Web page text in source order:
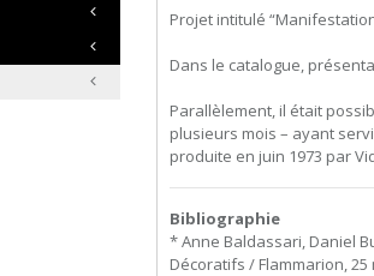
Projet intitulé
Dans le catalogue,
Parallèlement, il était
plusieurs mois – ayant
produite en juin 1973 par
Bibliographie
* Anne Baldassari, Daniel
Décoratifs / Flammarion, 25